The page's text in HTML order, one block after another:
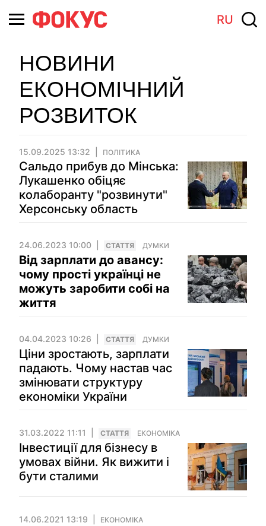
RU
НОВИНИ
ЕКОНОМІЧНИЙ
РОЗВИТОК
15.09.2025 13:32 ПОЛІТИКА
Сальдо прибув до Мінська:
Лукашенко обіцяє
колаборанту "розвинути"
Херсонську область
24.06.2023 10:00 СТАТТЯ ДУМКИ
Від зарплати до авансу:
чому прості українці не
можуть заробити собі на
життя
04.04.2023 10:26 СТАТТЯ ДУМКИ
Ціни зростають, зарплати
падають. Чому настав час
змінювати структуру
економіки України
31.03.2022 11:11 СТАТТЯ ЕКОНОМІКА
Інвестиції для бізнесу в
умовах війни. Як вижити і
бути сталими
14.06.2021 13:19 ЕКОНОМІКА